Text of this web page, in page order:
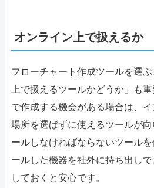
オンライン上で扱えるか
フローチャート作成ツールを選
上で扱えるツールかどうか」も
で作成する機会がある場合は、
場所を選ばずに使えるツールが
ールしなければならないツール
ールした機器を社外に持ち出し
しておくと安心です。